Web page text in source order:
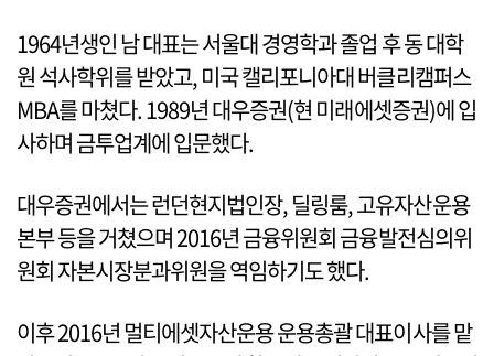
1964년생인 남 대표는 서울대 경영학과 졸업 후 동 대학
원 석사학위를 받았고, 미국 캘리포니아대 버클리캠퍼스
MBA를 마쳤다. 1989년 대우증권(현 미래에셋증권)에 입
사하며 금투업계에 입문했다.
대우증권에서는 런던현지법인장, 딜링룸, 고유자산운용
본부 등을 거쳤으며 2016년 금융위원회 금융발전심의위
원회 자본시장분과위원을 역임하기도 했다.
이후 2016년 멀티에셋자산운용 운용총괄 대표이사를 맡